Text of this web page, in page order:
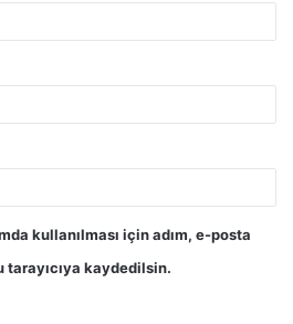
kullanılması için adım, e-posta
tarayıcıya kaydedilsin.